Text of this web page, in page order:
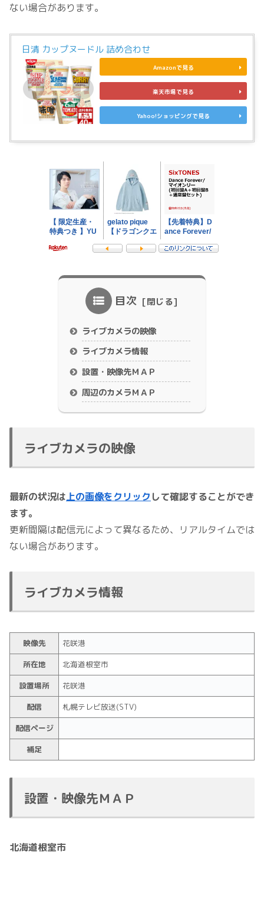
ない場合があります。
日清 カップヌードル 詰め合わせ
Amazonで見る
楽天市場で見る
Yahoo!ショッピングで見る
目次
ライブカメラの映像
ライブカメラ情報
設置・映像先ＭＡＰ
周辺のカメラＭＡＰ
ライブカメラの映像
最新の状況は上の画像をクリック して確認することができ
ます。
更新間隔は配信元によって異なるため、リアルタイムでは
ない場合があります。
ライブカメラ情報
映像先
花咲港
所在地
北海道根室市
設置場所
花咲港
配信
札幌テレビ放送(STV)
配信ページ
補足
設置・映像先ＭＡＰ
北海道根室市